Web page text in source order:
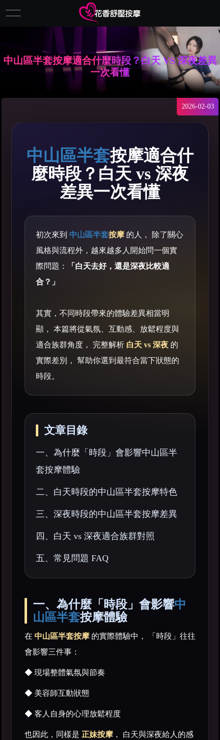
中山區半套按摩適合什麼時段？白天 VS 深夜差異
一次看懂
2026-02-03
中山區半套按摩適合什
麼時段？白天 vs 深夜
差異一次看懂
初次來到 中山區半套按摩 的人， 除了關心
風格與流程外，越來越多人開始問一個實
際問題：
「白天去好，還是深夜比較適
合？」
其實，不同時段帶來的體驗差異相當明
顯， 本篇將從氣氛、互動感、放鬆程度與
適合族群角度， 完整解析 白天 vs 深夜 的
實際差別， 幫助你選到最符合當下狀態的
時段。
文章目錄
一、為什麼「時段」會影響中山區半
套按摩體驗
二、白天時段的中山區半套按摩特色
三、深夜時段的中山區半套按摩差異
四、白天 vs 深夜適合族群對照
五、常見問題 FAQ
一、為什麼「時段」會影響中
山區半套按摩體驗
在 中山區半套按摩 的實際體驗中， 「時段」往往
會影響三件事：
◆ 現場整體氣氛與節奏
◆ 美容師互動狀態
◆ 客人自身的心理放鬆程度
也因此，同樣是 正妹按摩 ， 白天與深夜給人的感